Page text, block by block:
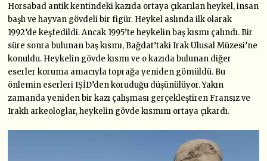
Horsabad antik kentindeki kazıda ortaya çıkarılan heykel, insan
başlı ve hayvan gövdeli bir figür. Heykel aslında ilk olarak
1992’de keşfedildi. Ancak 1995’te heykelin baş kısmı çalındı. Bir
süre sonra bulunan baş kısmı, Bağdat’taki Irak Ulusal Müzesi’ne
konuldu. Heykelin gövde kısmı ve o kazıda bulunan diğer
eserler koruma amacıyla toprağa yeniden gömüldü. Bu
önlemin eserleri IŞİD’den koruduğu düşünülüyor. Yakın
zamanda yeniden bir kazı çalışması gerçekleştiren Fransız ve
Iraklı arkeologlar, heykelin gövde kısmını ortaya çıkardı.